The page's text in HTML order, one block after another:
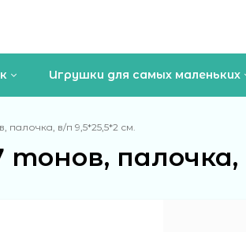
Игрушки для самых маленьких
в/п 9,5*25,5*2 см.
палочка,